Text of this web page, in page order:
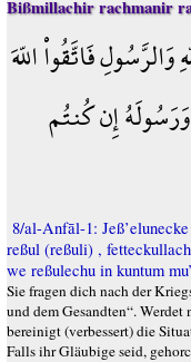
Bißmillachir rachmanir
فَاتَّقُواْ اللّهَ
إِن كُنتُم
8/al-Anfāl-1:
reßul (reßuli) ,
we reßulechu in kuntum
Sie fragen dich nach der
und dem Gesandten“.
bereinigt (verbessert) die
Falls ihr Gläubige seid,